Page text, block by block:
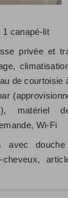
1 canapé-lit
privée et
de courtoisie
matériel
Wi-Fi
avec douche
cheveux,